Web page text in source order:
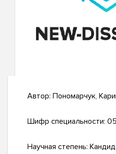
Автор: Пономарчук,
Шифр специальности:
Научная степень: